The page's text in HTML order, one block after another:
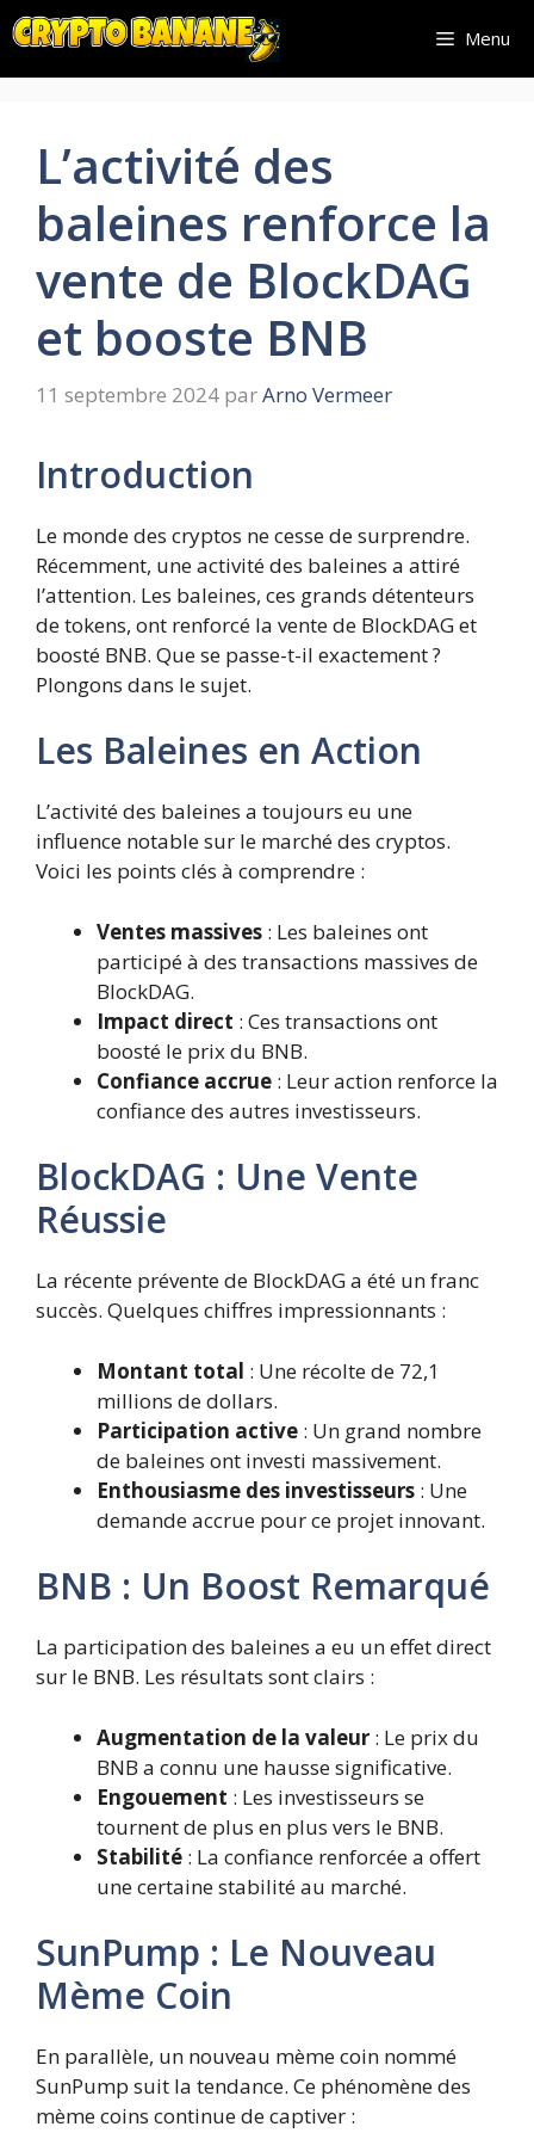
Aller
au
contenu
Menu
L’activité des
baleines renforce la
vente de BlockDAG
et booste BNB
11 septembre 2024 parArno Vermeer
Introduction
Le monde des cryptos ne cesse de surprendre.
Récemment, une activité des baleines a attiré
l’attention. Les baleines, ces grands détenteurs
de tokens, ont renforcé la vente de BlockDAG et
boosté BNB. Que se passe-t-il exactement ?
Plongons dans le sujet.
Les Baleines en Action
L’activité des baleines a toujours eu une
influence notable sur le marché des cryptos.
Voici les points clés à comprendre :
Ventes massives : Les baleines ont
participé à des transactions massives de
BlockDAG.
Impact direct : Ces transactions ont
boosté le prix du BNB.
Confiance accrue : Leur action renforce la
confiance des autres investisseurs.
BlockDAG : Une Vente
Réussie
La récente prévente de BlockDAG a été un franc
succès. Quelques chiffres impressionnants :
Montant total : Une récolte de 72,1
millions de dollars.
Participation active : Un grand nombre
de baleines ont investi massivement.
Enthousiasme des investisseurs : Une
demande accrue pour ce projet innovant.
BNB : Un Boost Remarqué
La participation des baleines a eu un effet direct
sur le BNB. Les résultats sont clairs :
Augmentation de la valeur : Le prix du
BNB a connu une hausse significative.
Engouement : Les investisseurs se
tournent de plus en plus vers le BNB.
Stabilité : La confiance renforcée a offert
une certaine stabilité au marché.
SunPump : Le Nouveau
Mème Coin
En parallèle, un nouveau mème coin nommé
SunPump suit la tendance. Ce phénomène des
mème coins continue de captiver :